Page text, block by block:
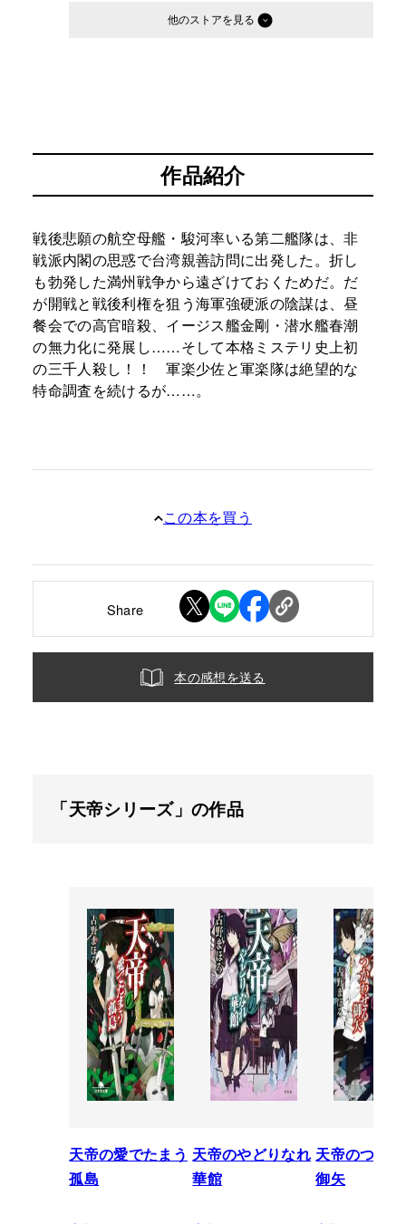
他のストア
作品紹介
戦後悲願の航空母艦・駿河率いる第二艦隊は、非
戦派内閣の思惑で台湾親善訪問に出発した。折し
も勃発した満州戦争から遠ざけておくためだ。だ
が開戦と戦後利権を狙う海軍強硬派の陰謀は、昼
餐会での高官暗殺、イージス艦金剛・潜水艦春潮
の無力化に発展し……そして本格ミステリ史上初
の三千人殺し！！ 軍楽少佐と軍楽隊は絶望的な
特命調査を続けるが……。
この本を買う
Share
本の感想を送る
「天帝シリーズ」の作品
天帝の愛でたまう
孤島
天帝のやどりなれ
華館
天帝のつか
御矢